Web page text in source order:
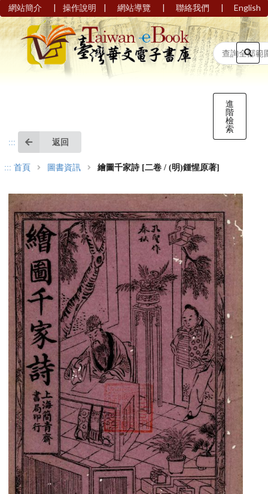
網站簡介 | 操作說明 | 網站導覽 | 聯絡我們 | English
進
階
檢
索
::: 返回
::: 首頁 圖書資訊 繪圖千家詩 [二卷 / (明)鍾惺原著]